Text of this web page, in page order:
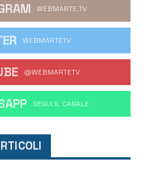
WEBMARTE.TV
WEBMARTETV
@WEBMARTETV
‎SEGUI IL CANALE